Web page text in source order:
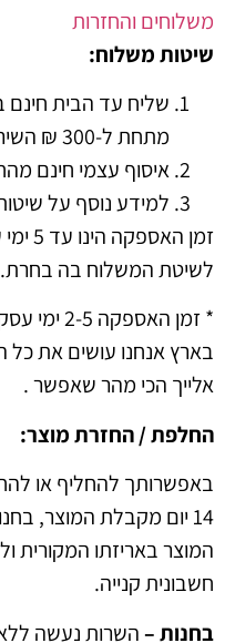
והחזרות
משלוח:
מתחת ל-300 ₪ השירות בעלות של ₪30.
איסוף עצמי חינם מהחנות.
למידע נוסף על שיטות
זמן האספקה
המשלוח בה בחרת.
* זמן האספקה 2-5
עושים את כל
הכי מהר שאפשר .
/ החזרת מוצר:
להחליף או להחזיר
מקבלת המוצר, בחנות
באריזתו המקורית וללא
קנייה.
–השרות נעשה ללא